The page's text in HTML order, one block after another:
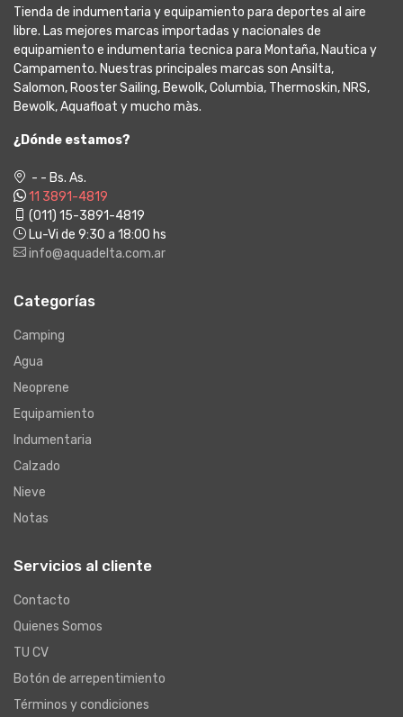
Tienda de indumentaria y equipamiento para deportes al aire
libre. Las mejores marcas importadas y nacionales de
equipamiento e indumentaria tecnica para Montaña, Nautica y
Campamento. Nuestras principales marcas son Ansilta,
Salomon, Rooster Sailing, Bewolk, Columbia, Thermoskin, NRS,
Bewolk, Aquafloat y mucho màs.
¿Dónde estamos?
- - Bs. As.
11 3891-4819
(011) 15-3891-4819
Lu-Vi de 9:30 a 18:00 hs
info@aquadelta.com.ar
Categorías
Camping
Agua
Neoprene
Equipamiento
Indumentaria
Calzado
Nieve
Notas
Servicios al cliente
Contacto
Quienes Somos
TU CV
Botón de arrepentimiento
Términos y condiciones